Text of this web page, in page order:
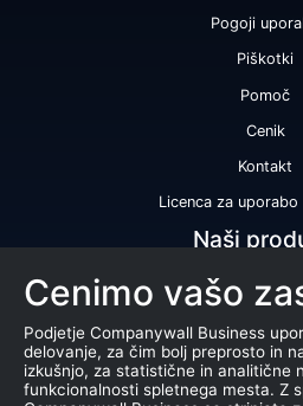
Pogoji
Piškotki
Pomoč
Cenik
Kontakt
Licenca za
Naši
Bonitetna
Bonitetno
Certifikat bonitetne
Produkti
Cenimo vašo
Podjetje Companywall Business
delovanje, za čim bolj preprosto in
izkušnjo, za statistične in analitične
funkcionalnosti spletnega mesta. Z